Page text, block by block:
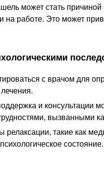
может стать
на работе. Это может
с врачом для
и консультации
вызванными
релаксации, такие как
состояние.